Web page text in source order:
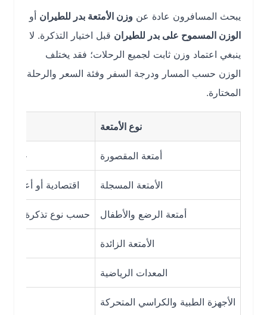
يبحث المسافرون عادة عنوزن الأمتعة بدر للطيرانأو
الوزن المسموح على بدر للطيرانقبل اختيار التذكرة. لا
ينبغي اعتماد وزن ثابت لجميع الرحلات؛ فقد يختلف
الوزن حسب المسار ودرجة السفر وفئة السعر والرحلة
المختارة.
نوع الأمتعة
أمتعة المقصورة حسب فئة
الأمتعة المسجلة اقتصادية أو أعمال حسب
أمتعة الرضع والأطفال حسب نوع تذكرة الطفل أو
الأمتعة الزائدة
المعدات الرياضية
الأجهزة الطبية والكراسي المتحركة